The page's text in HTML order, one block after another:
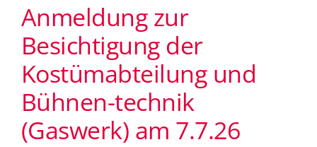
Anmeldung zur
Besichtigung der
Kostümabteilung und
Bühnen-technik
(Gaswerk) am 7.7.26